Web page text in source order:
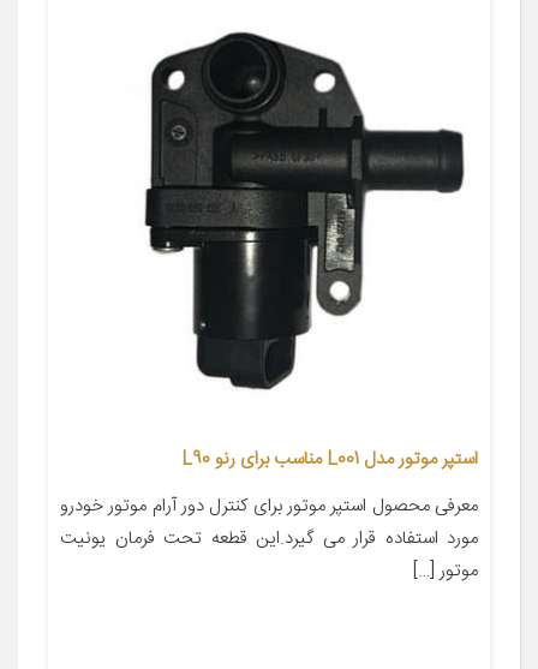
استپر موتور مدل L001 مناسب برای رنو L90
معرفی محصول استپر موتور برای کنترل دور آرام موتور خودرو
مورد استفاده قرار می گیرد.این قطعه تحت فرمان یونیت
موتور […]